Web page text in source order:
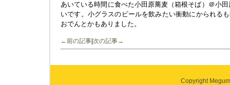
あいている時間に食べた小田原蕎麦（箱根そば）＠小
いです。小グラスのビールを飲みたい衝動にかられる
おでんとかもありました。
←前の記事 次の記事→
Copyright